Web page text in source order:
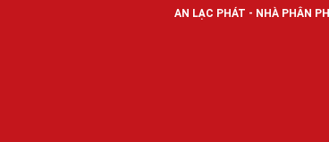
AN LẠC PHÁT - NHÀ PHÂN PHỐI THIẾT BỊ